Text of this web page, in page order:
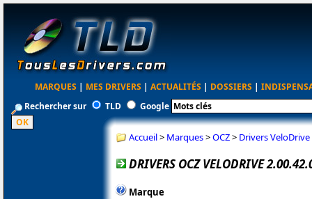
MARQUES | MES DRIVERS | ACTUALITÉS | DOSSIERS |
Rechercher sur
TLD Google
Accueil> Marques>OCZ> Drivers VeloDrive
DRIVERS OCZ VELODRIVE
Marque